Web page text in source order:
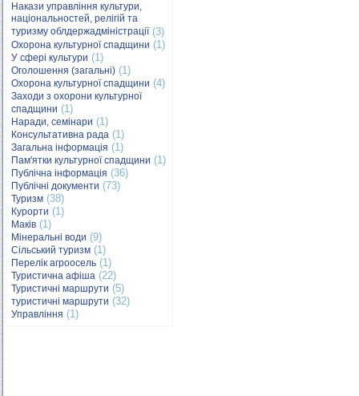
Накази управління культури,
національностей, релігій та
туризму облдержадміністрації(3)
Охорона культурної спадщини (1)
У сфері культури (1)
Оголошення (загальні) (1)
Охорона культурної спадщини (4)
Заходи з охорони культурної
спадщини (1)
Наради, семінари (1)
Консультативна рада (1)
Загальна інформація (1)
Пам'ятки культурної спадщини (1)
Публічна інформація (36)
Публічні документи (73)
Туризм (38)
Курорти (1)
Маків (1)
Мінеральні води (9)
Сільський туризм (1)
Перелік агроосель (1)
Туристична афіша (22)
Туристичні маршрути (5)
туристичні маршрути (32)
Управління (1)